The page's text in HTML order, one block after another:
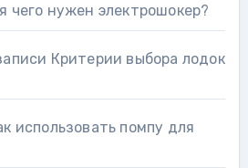
чего нужен электрошокер?
Критерии выбора лодок
использовать помпу для